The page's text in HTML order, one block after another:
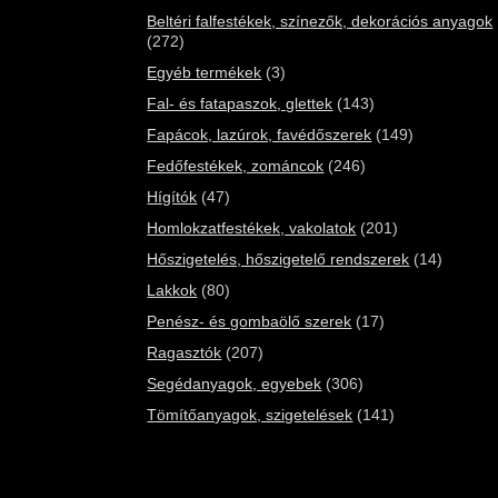
Beltéri falfestékek, színezők, dekorációs anyagok
(272)
Egyéb termékek (3)
Fal- és fatapaszok, glettek (143)
Fapácok, lazúrok, favédőszerek (149)
Fedőfestékek, zománcok (246)
Hígítók (47)
Homlokzatfestékek, vakolatok (201)
Hőszigetelés, hőszigetelő rendszerek (14)
Lakkok (80)
Penész- és gombaölő szerek (17)
Ragasztók (207)
Segédanyagok, egyebek (306)
Tömítőanyagok, szigetelések (141)